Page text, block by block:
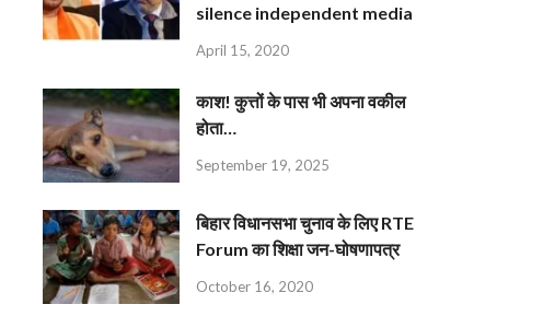
silence independent media
April 15, 2020
काश! कुत्तों के पास भी अपना वकील
होता…
September 19, 2025
बिहार विधानसभा चुनाव के लिए RTE
Forum का शिक्षा जन-घोषणापत्र
October 16, 2020